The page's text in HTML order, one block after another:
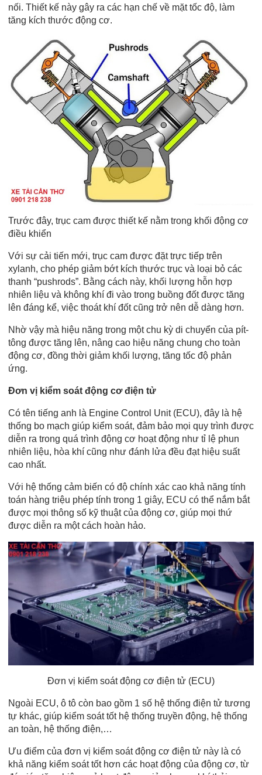
nối. Thiết kế này gây ra các hạn chế về mặt tốc độ, làm
tăng kích thước động cơ.
Trước đây, trục cam được thiết kế nằm trong khối động cơ
điều khiển
Với sự cải tiến mới, trục cam được đặt trực tiếp trên
xylanh, cho phép giảm bớt kích thước trục và loại bỏ các
thanh “pushrods”. Bằng cách này, khối lượng hỗn hợp
nhiên liệu và không khí đi vào trong buồng đốt được tăng
lên đáng kể, việc thoát khí đốt cũng trở nên dễ dàng hơn.
Nhờ vậy mà hiệu năng trong một chu kỳ di chuyển của pít-
tông được tăng lên, nâng cao hiệu năng chung cho toàn
động cơ, đồng thời giảm khối lượng, tăng tốc độ phản
ứng.
Đơn vị kiểm soát động cơ điện tử
Có tên tiếng anh là Engine Control Unit (ECU), đây là hệ
thống bo mạch giúp kiểm soát, đảm bảo mọi quy trình được
diễn ra trong quá trình động cơ hoạt động như tỉ lệ phun
nhiên liệu, hòa khí cũng như đánh lửa đều đạt hiệu suất
cao nhất.
Với hệ thống cảm biến có độ chính xác cao khả năng tính
toán hàng triệu phép tính trong 1 giây, ECU có thể nắm bắt
được mọi thông số kỹ thuật của động cơ, giúp mọi thứ
được diễn ra một cách hoàn hảo.
Đơn vị kiểm soát động cơ điện tử (ECU)
Ngoài ECU, ô tô còn bao gồm 1 số hệ thống điện tử tương
tự khác, giúp kiểm soát tốt hệ thống truyền động, hệ thống
an toàn, hệ thống điện,…
Ưu điểm của đơn vị kiểm soát động cơ điện tử này là có
khả năng kiểm soát tốt hơn các hoạt động của động cơ, từ